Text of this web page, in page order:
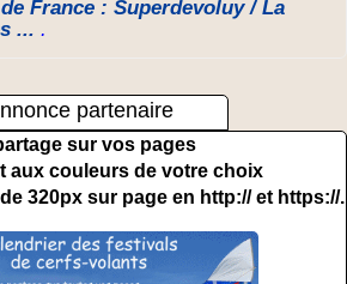
France : Superdevoluy / La
... .
partenaire
sur vos pages
aux couleurs de votre choix
320px sur page en http:// et https://.